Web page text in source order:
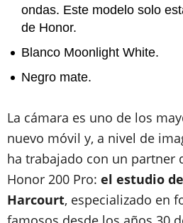
ondas. Este modelo solo
de Honor.
Blanco Moonlight White.
Negro mate.
La cámara es uno de los
nuevo móvil y, a nivel de
ha trabajado con un partner
Honor 200 Pro: el estudio
Harcourt, especializado en